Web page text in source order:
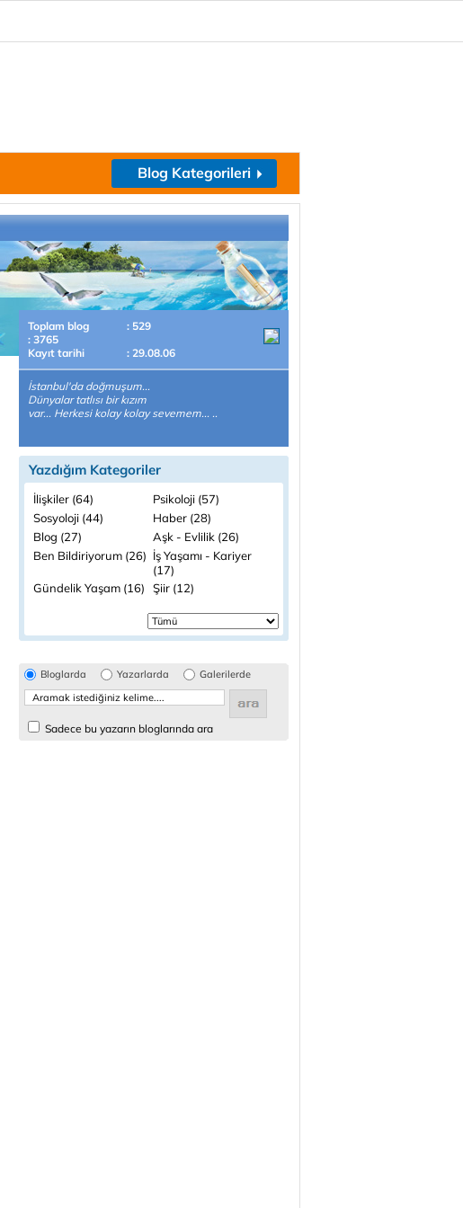
Blog Kategorileri
Toplam blog
: 529
: 3765
Kayıt tarihi
: 29.08.06
İstanbul'da doğmuşum...
Dünyalar tatlısı bir kızım
var... Herkesi kolay kolay sevemem... ..
Yazdığım Kategoriler
İlişkiler (64)
Psikoloji (57)
Sosyoloji (44)
Haber (28)
Blog (27)
Aşk - Evlilik (26)
Ben Bildiriyorum (26) İş Yaşamı - Kariyer
(17)
Gündelik Yaşam (16) Şiir (12)
Bloglarda Yazarlarda Galerilerde
Sadece bu yazarın bloglarında ara